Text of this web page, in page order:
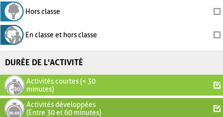
Hors classe
En classe et hors classe
DURÉE DE L'ACTIVITÉ
Activités courtes (< 30
minutes)
Activités développées
(Entre 30 et 60 minutes)